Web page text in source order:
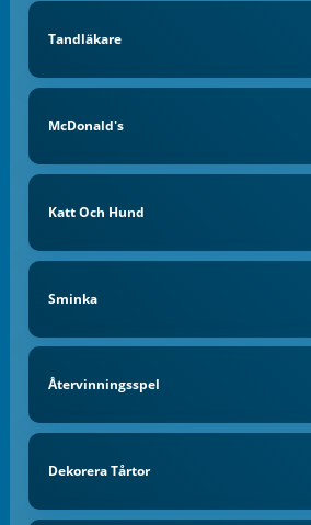
Tandläkare
McDonald's
Katt Och Hund
Sminka
Återvinningsspel
Dekorera Tårtor